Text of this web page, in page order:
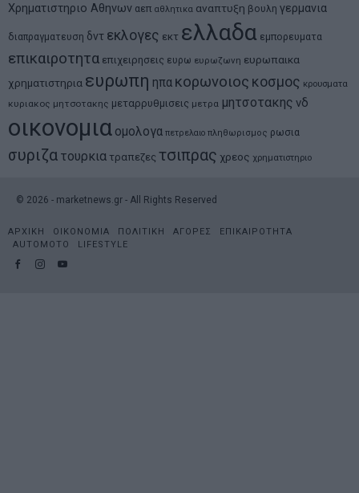
Χρηματιστηριο Αθηνων αεπ αθλητικα αναπτυξη βουλη γερμανια
διαπραγματευση δντ εκλογες εκτ ελλαδα εμπορευματα
επικαιροτητα επιχειρησεις ευρω ευρωζωνη ευρωπαικα
χρηματιστηρια ευρωπη ηπα κορωνοιος κοσμος κρουσματα
κυριακος μητσοτακης μεταρρυθμισεις μετρα μητσοτακης νδ
οικονομια ομολογα πετρελαιο πληθωρισμος ρωσια
συριζα τουρκια τραπεζες τσιπρας χρεος χρηματιστηριο
© 2026 - marketnews.gr - All Rights Reserved
ΑΡΧΙΚΗ ΟΙΚΟΝΟΜΙΑ ΠΟΛΙΤΙΚΗ ΑΓΟΡΕΣ
ΕΠΙΚΑΙΡΟΤΗΤΑ
AUTOMOTO
LIFESTYLE